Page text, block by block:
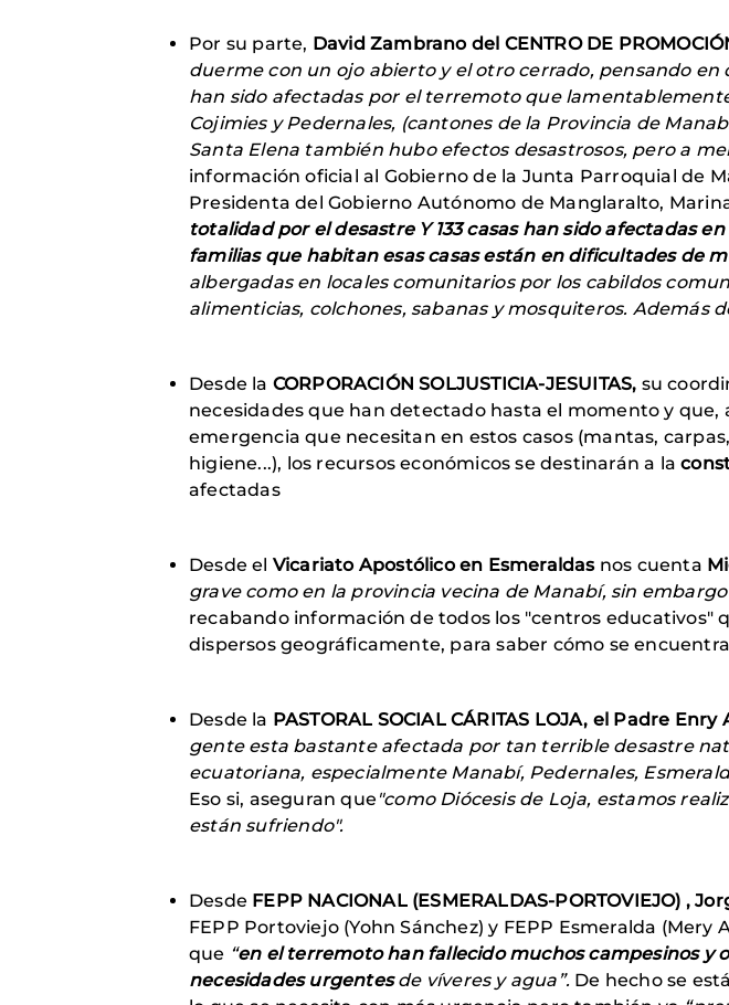
Por su parte, David Zambrano del CENTRO DE
duerme con un ojo abierto y el otro cerrado, pensando en
han sido afectadas por el terremoto que
Cojimies y Pedernales, (cantones de la Provincia de
Santa Elena también hubo efectos desastrosos, pero a
información oficial al Gobierno de la Junta Parroquial de
Presidenta del Gobierno Autónomo de Manglaralto,
totalidad por el desastre Y 133 casas han sido afectadas
familias que habitan esas casas están en dificultades de
albergadas en locales comunitarios por los cabildos
alimenticias, colchones, sabanas y mosquiteros. Además
Desde la CORPORACIÓN SOLJUSTICIA-JESUITAS, su
necesidades que han detectado hasta el momento y
emergencia que necesitan en estos casos (mantas,
higiene...), los recursos económicos se destinarán a la
afectadas
Desde el Vicariato Apostólico en Esmeraldasnos cuenta
grave como en la provincia vecina de Manabí, sin
recabando información de todos los "centros educativos"
dispersos geográficamente, para saber cómo se
Desde la PASTORAL SOCIAL CÁRITAS LOJA, el Padre Enry
gente esta bastante afectada por tan terrible desastre
ecuatoriana, especialmente Manabí, Pedernales,
Eso si, aseguran que "como Diócesis de Loja, estamos
están sufriendo".
Desde FEPP NACIONAL (ESMERALDAS-PORTOVIEJO) ,
FEPP Portoviejo (Yohn Sánchez) y FEPP Esmeralda
que “en el terremoto han fallecido muchos campesinos y
necesidades urgentesde víveres y agua”. De hecho se